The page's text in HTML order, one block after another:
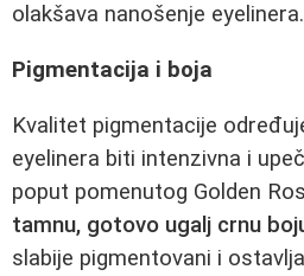
olakšava nanošenje eyelinera.
Pigmentacija i boja
Kvalitet pigmentacije
eyelinera biti intenzivna i
poput pomenutog Golden
tamnu, gotovo ugalj crnu
slabije pigmentovani i